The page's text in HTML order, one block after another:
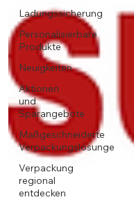
Ladungssicherung
Personalisierbare
Produkte
Neuigkeiten
Aktionen
und
Sparangebote
Maßgeschneiderte
Verpackungslösunge
Verpackung
regional
entdecken